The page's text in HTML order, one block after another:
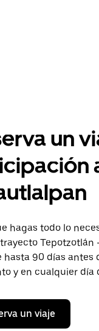
un
hagas todo lo
hasta 90 días antes
y en cualquier día
un viaje